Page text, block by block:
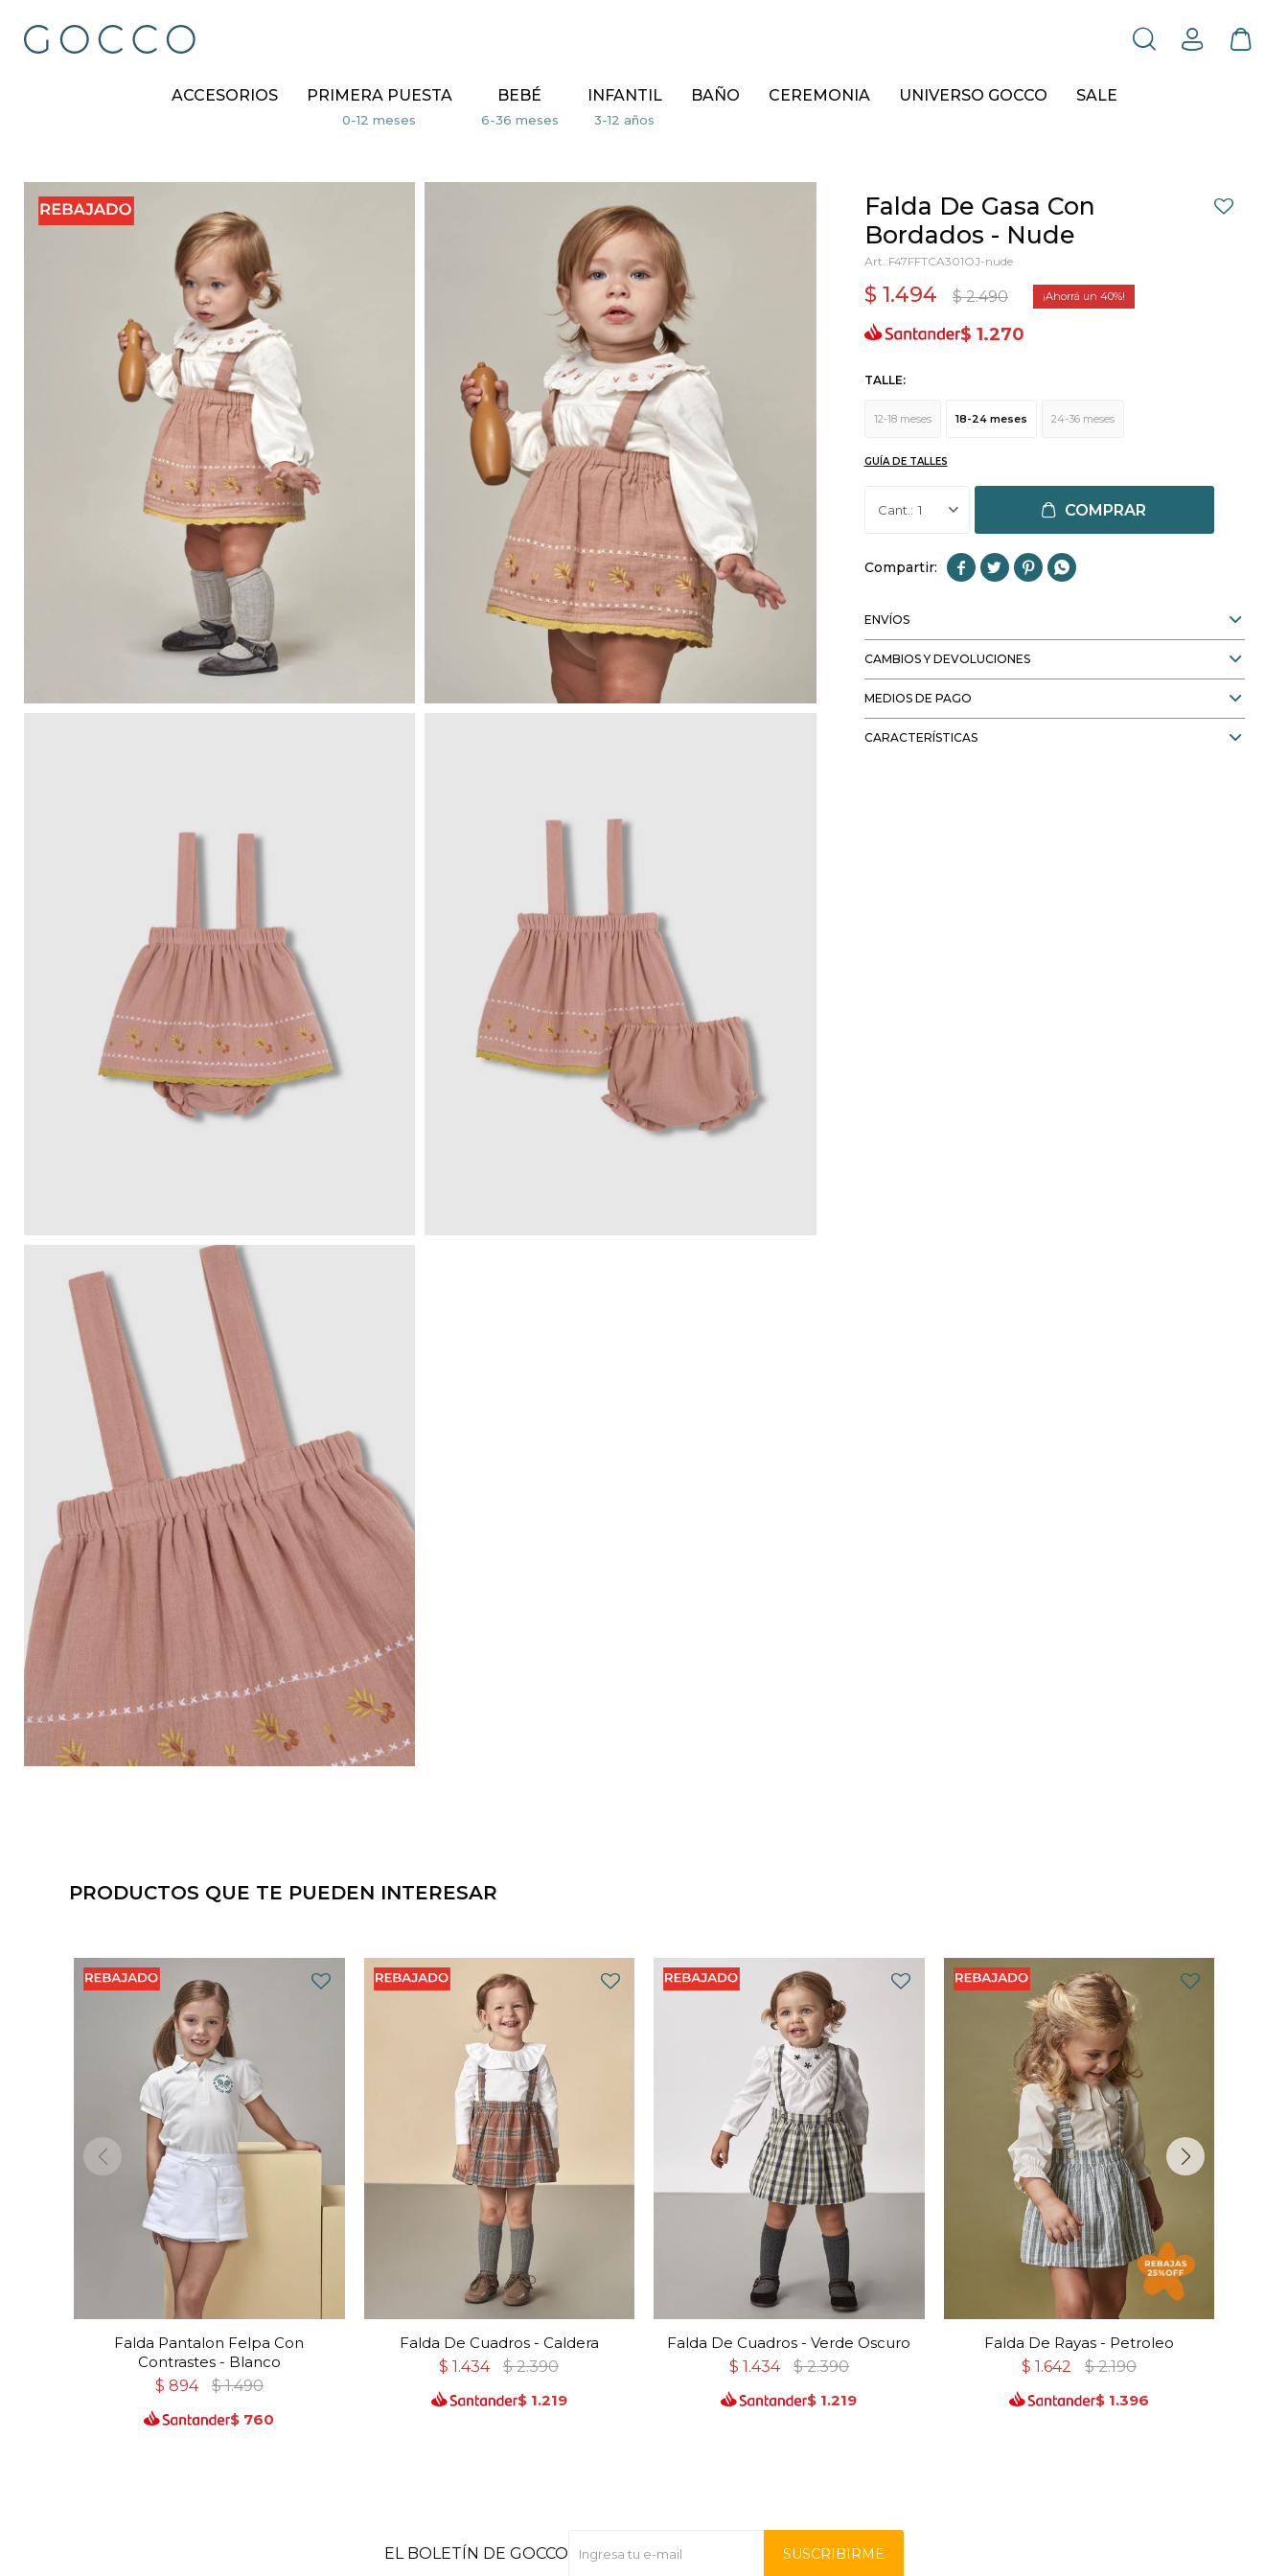
ACCESORIOS PRIMERA PUESTA BEBÉ INFANTIL BAÑO CEREMONIA UNIVERSO GOCCO SALE
Falda De Gasa Con
Bordados - Nude
F47FFTCA301OJ-nude
$ 1.494 $ 2.490 40
$ 1.270
TALLE:
12-18 meses 18-24 meses 24-36 meses
GUÍA DE TALLES
1 COMPRAR
   
ENVÍOS
CAMBIOS Y DEVOLUCIONES
MEDIOS DE PAGO
CARACTERÍSTICAS
PRODUCTOS QUE TE PUEDEN INTERESAR
Falda Pantalon Felpa Con
Contrastes - Blanco
$ 894 $ 1.490
$ 760
Falda De Cuadros - Caldera
$ 1.434 $ 2.390
$ 1.219
Falda De Cuadros - Verde Oscuro
$ 1.434 $ 2.390
$ 1.219
Falda De Rayas - Petroleo
$ 1.642 $ 2.190
$ 1.396
EL BOLETÍN DE GOCCO SUSCRIBIRME